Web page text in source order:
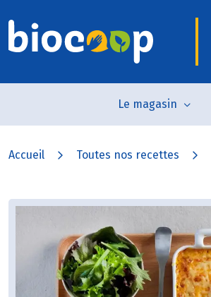
Le magasin
Accueil Toutes nos recettes